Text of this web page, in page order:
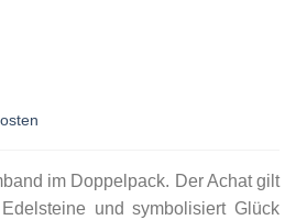
im Doppelpack. Der Achat gilt
und symbolisiert Glück